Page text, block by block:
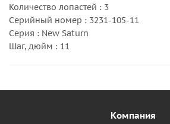
Количество лопастей : 3
Серийный номер : 3231-105-11
Серия : New Saturn
Шаг, дюйм : 11
Компания